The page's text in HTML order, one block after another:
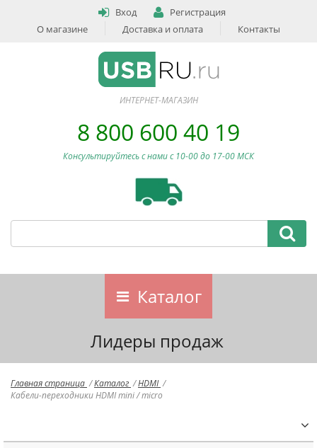
Вход
Регистрация
О магазине
Доставка и оплата Контакты
ИНТЕРНЕТ-МАГАЗИН
8 800 600 40 19
Консультируйтесь с нами c 10-00 до 17-00 МСК
Каталог
Лидеры продаж
Главная страница /Каталог /HDMI /
Кабели-переходники HDMI mini / micro